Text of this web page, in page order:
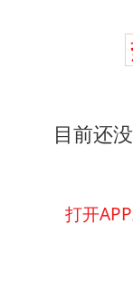
目前还
打开